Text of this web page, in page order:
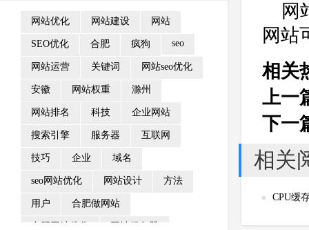
网站优化 网站建设 网站
SEO优化 合肥 疯狗 seo
网站运营 关键词 网站seo优化
安徽 网站权重 滁州
网站排名 科技 企业网站
搜索引擎 服务器 互联网
技巧 企业 域名
seo网站优化 网站设计 方法
用户 合肥做网站
网
网站
相关
上一
下一
相关
CPU缓